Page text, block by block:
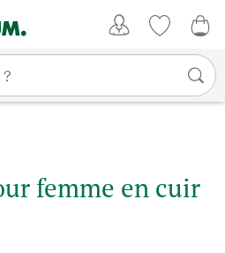
femme en cuir